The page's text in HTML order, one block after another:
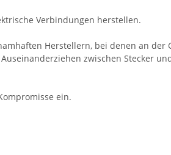
Verbindungen herstellen.
Herstellern, bei denen an der
zwischen Stecker
ein.